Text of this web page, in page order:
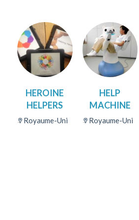
HEROINE
HELPERS
Royaume-Uni
HELP
MACHINE
Royaume-Uni